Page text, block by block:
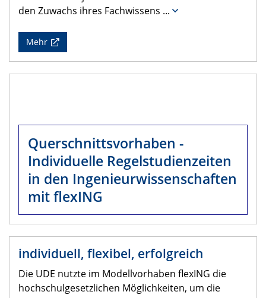
den Zuwachs ihres Fachwissens ...
Mehr
Querschnittsvorhaben -
Individuelle Regelstudienzeiten
in den Ingenieurwissenschaften
mit flexING
individuell, flexibel, erfolgreich
Die UDE nutzte im Modellvorhaben flexING die
hochschulgesetzlichen Möglichkeiten, um die